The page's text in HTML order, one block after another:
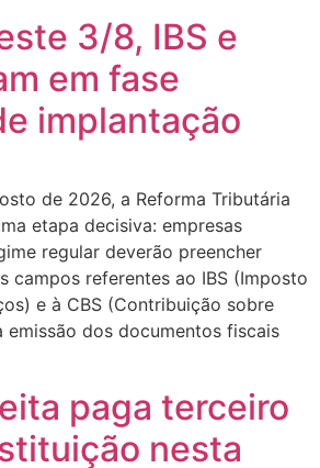
3/8, IBS e
em fase
implantação
de 2026, a Reforma Tributária
etapa decisiva: empresas
regular deverão preencher
campos referentes ao IBS (Imposto
e à CBS (Contribuição sobre
emissão dos documentos fiscais
paga terceiro
nesta